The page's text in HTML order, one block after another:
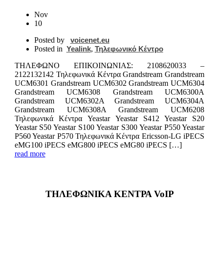
Nov
10
Posted by
voicenet.eu
Posted in Yealink, Τηλεφωνικό Κέντρο
ΤΗΛΕΦΩΝΟ ΕΠΙΚΟIΝΩΝΙΑΣ: 2108620033 –
2122132142 Τηλεφωνικά Κέντρα Grandstream Grandstream
UCM6301 Grandstream UCM6302 Grandstream UCM6304
Grandstream UCM6308 Grandstream UCM6300A
Grandstream UCM6302A Grandstream UCM6304A
Grandstream UCM6308A Grandstream UCM6208
Τηλεφωνικά Κέντρα Yeastar Yeastar S412 Yeastar S20
Yeastar S50 Yeastar S100 Yeastar S300 Yeastar P550 Yeastar
P560 Yeastar P570 Τηλεφωνικά Κέντρα Ericsson-LG iPECS
eMG100 iPECS eMG800 iPECS eMG80 iPECS […]
read more
ΤΗΛΕΦΩΝΙΚΑ ΚΕΝΤΡΑ VoIP